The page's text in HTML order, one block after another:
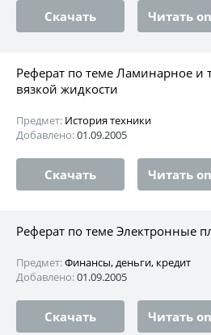
Скачать Читать
Реферат по теме Ламинарное и
вязкой жидкости
Предмет: История техники
Добавлено:01.09.2005
Скачать Читать
Реферат по теме Электронные
Предмет:Финансы, деньги, кредит
Добавлено:01.09.2005
Скачать Читать